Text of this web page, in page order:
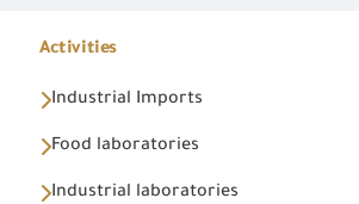
Activities
Industrial Imports
Food laboratories
Industrial laboratories